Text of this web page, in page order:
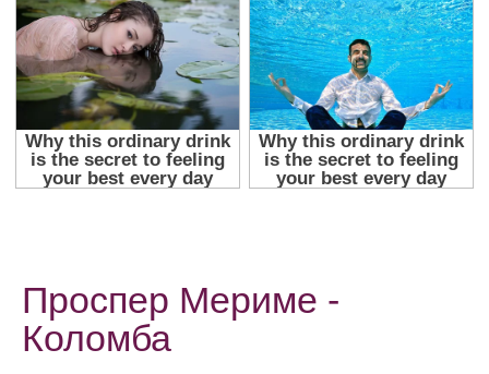
Проспер Мериме -
Коломба